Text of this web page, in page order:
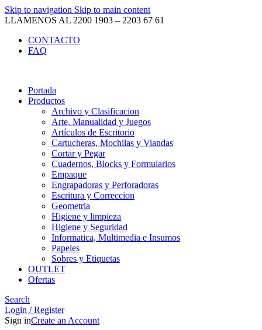
Skip to navigation Skip to main content
LLAMENOS AL 2200 1903 – 2203 67 61
CONTACTO
FAQ
Portada
Productos
Archivo y Clasificacion
Arte, Manualidad y Juegos
Artículos de Escritorio
Cartucheras, Mochilas y Viandas
Cortar y Pegar
Cuadernos, Blocks y Formularios
Empaque
Engrapadoras y Perforadoras
Escritura y Correccion
Geometria
Higiene y limpieza
Higiene y Seguridad
Informatica, Multimedia e Insumos
Papeles
Sobres y Etiquetas
OUTLET
Ofertas
Search
Login / Register
Sign inCreate an Account